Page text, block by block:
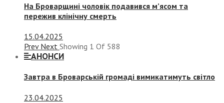
На Броварщині чоловік подавився м’ясом та
пережив клінічну смерть
15.04.2025
Prev Next Showing 1 Of 588
АНОНСИ
Завтра в Броварській громаді вимикатимуть світло
23.04.2025